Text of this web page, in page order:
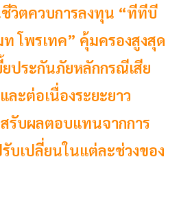
วิตควบการลงทุน “ทีทีบี
โพรเทค” คุ้มครองสูงสุด
ยประกันภัยหลักกรณีเสีย
ะต่อเนื่องระยะยาว
รับผลตอบแทนจากการ
บเปลี่ยนในแต่ละช่วงของ